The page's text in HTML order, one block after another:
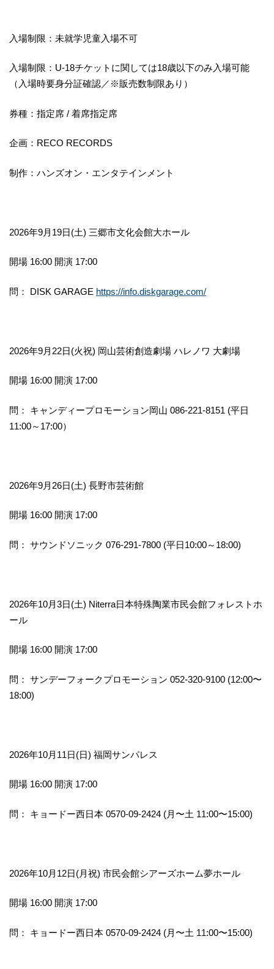
入場制限：未就学児童入場不可
入場制限：U-18チケットに関しては18歳以下のみ入場可能
（入場時要身分証確認／※販売数制限あり）
券種：指定席 / 着席指定席
企画：RECO RECORDS
制作：ハンズオン・エンタテインメント
2026年9月19日(土) 三郷市文化会館大ホール
開場 16:00 開演 17:00
問： DISK GARAGE https://info.diskgarage.com/
2026年9月22日(火祝) 岡山芸術創造劇場 ハレノワ 大劇場
開場 16:00 開演 17:00
問： キャンディープロモーション岡山 086-221-8151 (平日
11:00～17:00）
2026年9月26日(土) 長野市芸術館
開場 16:00 開演 17:00
問： サウンドソニック 076-291-7800 (平日10:00～18:00)
2026年10月3日(土) Niterra日本特殊陶業市民会館フォレストホ
ール
開場 16:00 開演 17:00
問： サンデーフォークプロモーション 052-320-9100 (12:00〜
18:00)
2026年10月11日(日) 福岡サンパレス
開場 16:00 開演 17:00
問： キョードー西日本 0570-09-2424 (月〜土 11:00〜15:00)
2026年10月12日(月祝) 市民会館シアーズホーム夢ホール
開場 16:00 開演 17:00
問： キョードー西日本 0570-09-2424 (月〜土 11:00〜15:00)